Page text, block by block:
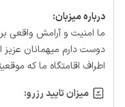
درباره‌ میزبان:
ما امنیت و آرامش واقعی
دوست دارم میهمانان عزیز
اطراف اقامتگاه ما که
براشون بجا بزاریم .
میزان تایید رزرو: